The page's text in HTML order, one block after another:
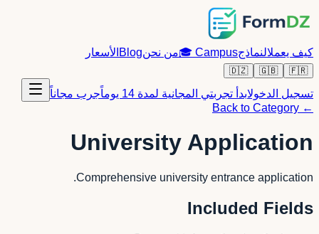
كيف يعملالنماذجCampus
🎓من نحنBlog الأسعار
🇫🇷
🇬🇧
🇩🇿
تسجيل الدخولابدأ تجربتي المجانية لمدة 14 يوماً
جرب مجاناً
← Back to Category
University Application
Comprehensive university entrance application.
Included Fields